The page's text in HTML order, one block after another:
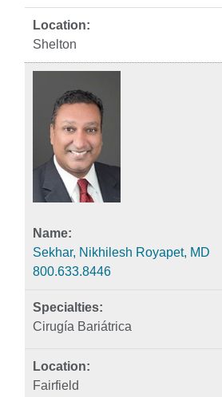
Shelton
Sekhar, Nikhilesh Royapet, MD
800.633.8446
Cirugía Bariátrica
Fairfield